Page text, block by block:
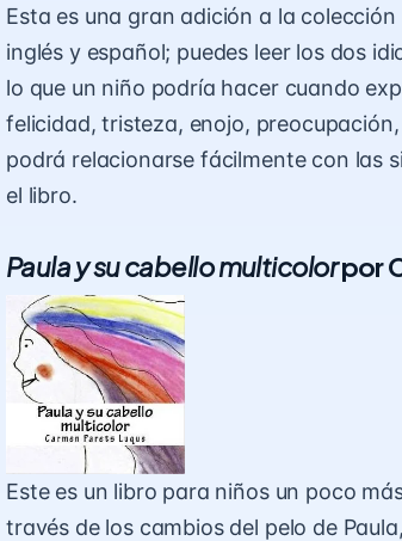
Esta es una gran adición a la
inglés y español; puedes leer los dos
lo que un niño podría hacer cuando
felicidad, tristeza, enojo,
podrá relacionarse fácilmente con las
el libro.
Paula y su cabello multicolorpor
Este es un libro para niños un poco
través de los cambios del pelo de